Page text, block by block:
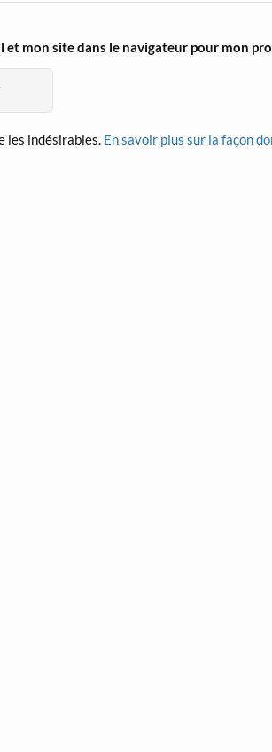
et mon site dans le navigateur pour mon
les indésirables. En savoir plus sur la façon